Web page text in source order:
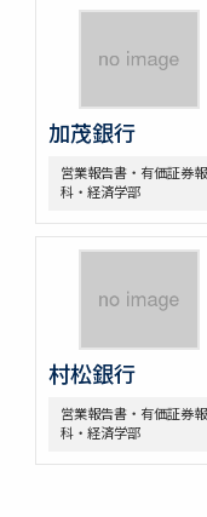
加茂銀行
営業報告書・有価証券
科・経済学部
村松銀行
営業報告書・有価証券
科・経済学部